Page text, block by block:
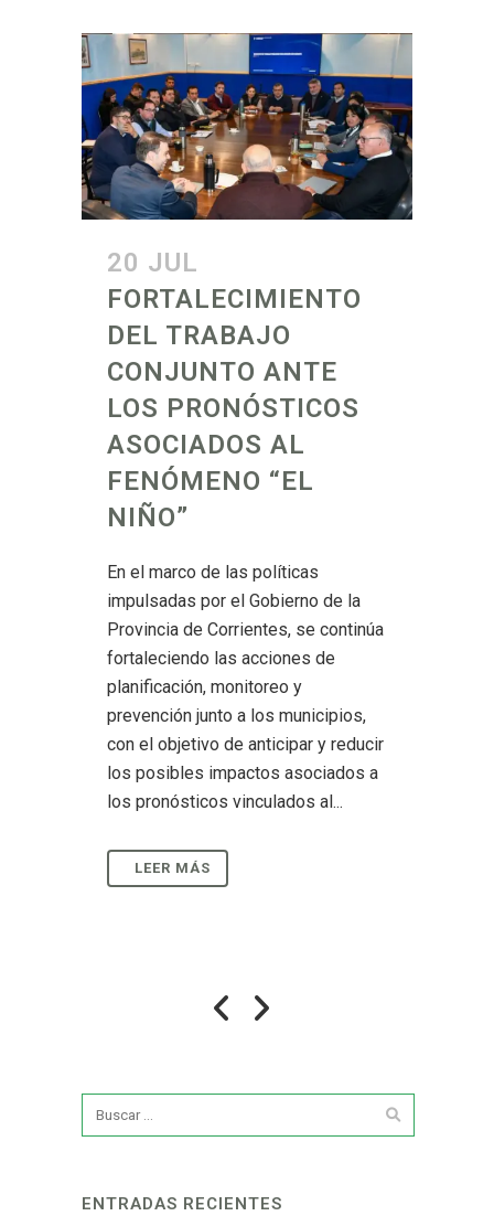
20 JUL
FORTALECIMIENTO
DEL TRABAJO
CONJUNTO ANTE
LOS PRONÓSTICOS
ASOCIADOS AL
FENÓMENO “EL
NIÑO”
En el marco de las políticas
impulsadas por el Gobierno de la
Provincia de Corrientes, se continúa
fortaleciendo las acciones de
planificación, monitoreo y
prevención junto a los municipios,
con el objetivo de anticipar y reducir
los posibles impactos asociados a
los pronósticos vinculados al...
ENTRADAS RECIENTES